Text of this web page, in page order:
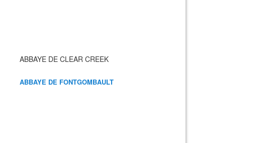
ABBAYE DE CLEAR CREEK
ABBAYE DE FONTGOMBAULT